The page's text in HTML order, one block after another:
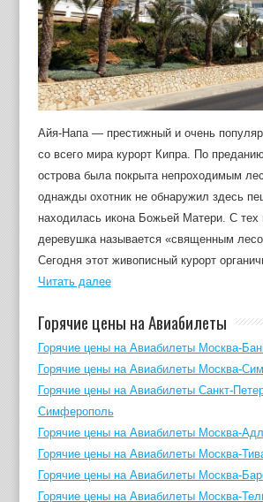
Айя-Напа — престижный и очень
со всего мира курорт Кипра. По
острова была покрыта непроходимым
однажды охотник не обнаружил здесь
находилась икона Божьей Матери. С тех
деревушка называется «священным
Сегодня этот живописный курорт
Читать далее
Горячие цены на Авиабилеты
Горячие цены на Авиабилеты Москва-
Горячие цены на Авиабилеты Москва-
Горячие цены на Авиабилеты Санкт-
Симферополь
Горячие цены на Авиабилеты Москва-
Горячие цены на Авиабилеты Москва-
Горячие цены на Авиабилеты Москва-
Горячие цены на Авиабилеты Москва-